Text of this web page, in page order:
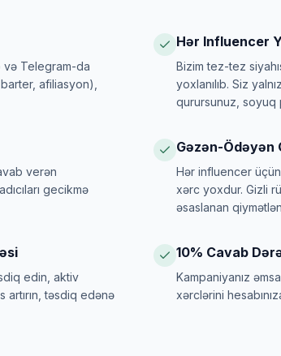
və Telegram-da
afiliasyon),
Hər Influencer
Bizim tez-tez
yoxlanılıb. Siz
qurursunuz, soyuq
verən
gecikmə
Gəzən-Ödəyən
Hər influencer
xərc yoxdur. Gizli
əsaslanan
edin, aktiv
artırın, təsdiq edənə
10% Cavab
Kampaniyanız
xərclərini